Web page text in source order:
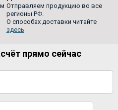
Отправляем продукцию во все
регионы РФ.
О способах доставки читайте
здесь
прямо сейчас